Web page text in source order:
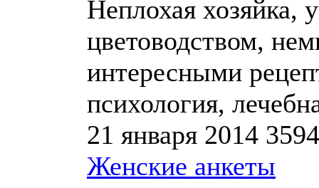
Неплохая хозяйка,
цветоводством,
интересными
психология,
21 января 2014 3594
Женские анкеты